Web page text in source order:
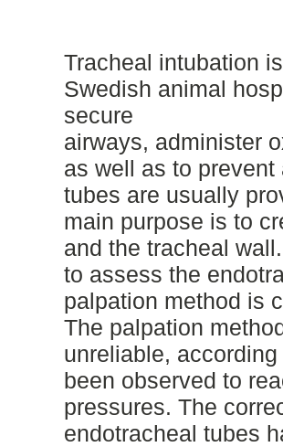
Tracheal intubation
Swedish animal
secure
airways, administer
as well as to
tubes are usually
main purpose is to
and the tracheal
to assess the
palpation method is
The palpation
unreliable,
been observed to
pressures. The
endotracheal tubes